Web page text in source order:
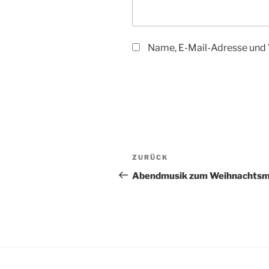
Name, E-Mail-Adresse
Beitragsnavigation
Vorheriger
Beitrag
ZURÜCK
Abendmusik zum